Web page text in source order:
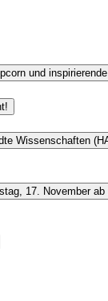
und
Wissenschaften
17. November ab